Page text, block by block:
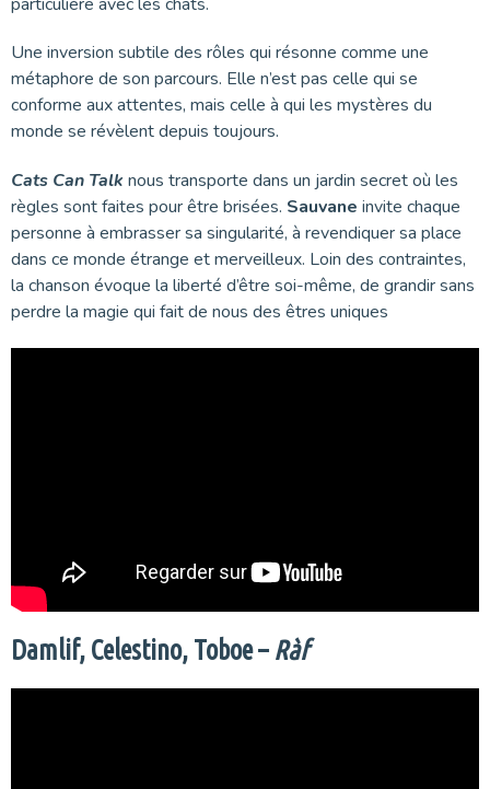
Une inversion subtile des rôles qui résonne comme une
métaphore de son parcours. Elle n’est pas celle qui se
conforme aux attentes, mais celle à qui les mystères du
monde se révèlent depuis toujours.
Cats Can Talk nous transporte dans un jardin secret où les
règles sont faites pour être brisées. Sauvane invite chaque
personne à embrasser sa singularité, à revendiquer sa place
dans ce monde étrange et merveilleux. Loin des contraintes,
la chanson évoque la liberté d’être soi-même, de grandir sans
perdre la magie qui fait de nous des êtres uniques
Damlif, Celestino, Toboe – Ràf